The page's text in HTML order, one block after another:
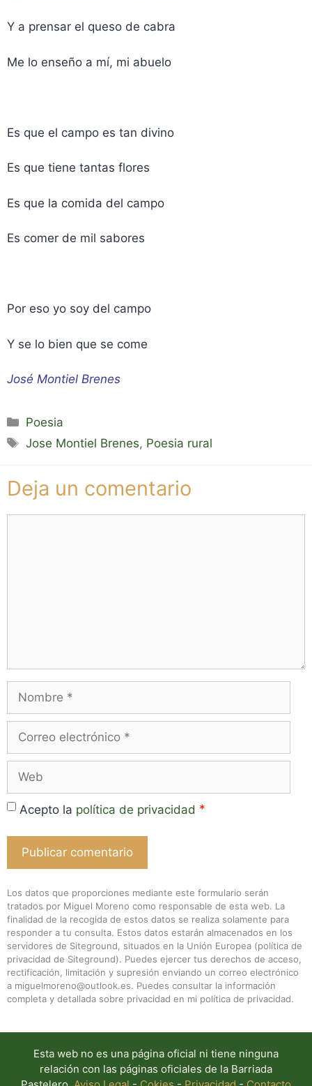
Y a prensar el queso de cabra
Me lo enseño a mí, mi abuelo
Es que el campo es tan divino
Es que tiene tantas flores
Es que la comida del campo
Es comer de mil sabores
Por eso yo soy del campo
Y se lo bien que se come
José Montiel Brenes
Categorías
Poesia
Etiquetas
Jose Montiel Brenes, Poesia rural
Deja un comentario
Nombre
Correo
Web
Acepto la política de privacidad *
Los datos que proporciones mediante este formulario serán
tratados por Miguel Moreno como responsable de esta web. La
finalidad de la recogida de estos datos se realiza solamente para
responder a tu consulta. Estos datos estarán almacenados en los
servidores de Siteground, situados en la Unión Europea (política de
privacidad de Siteground). Puedes ejercer tus derechos de acceso,
rectificación, limitación y supresión enviando un correo electrónico
a miguelmoreno@outlook.es. Puedes consultar la información
completa y detallada sobre privacidad en mi política de privacidad.
Esta web no es una página oficial ni tiene ninguna
relación con las páginas oficiales de la Barriada